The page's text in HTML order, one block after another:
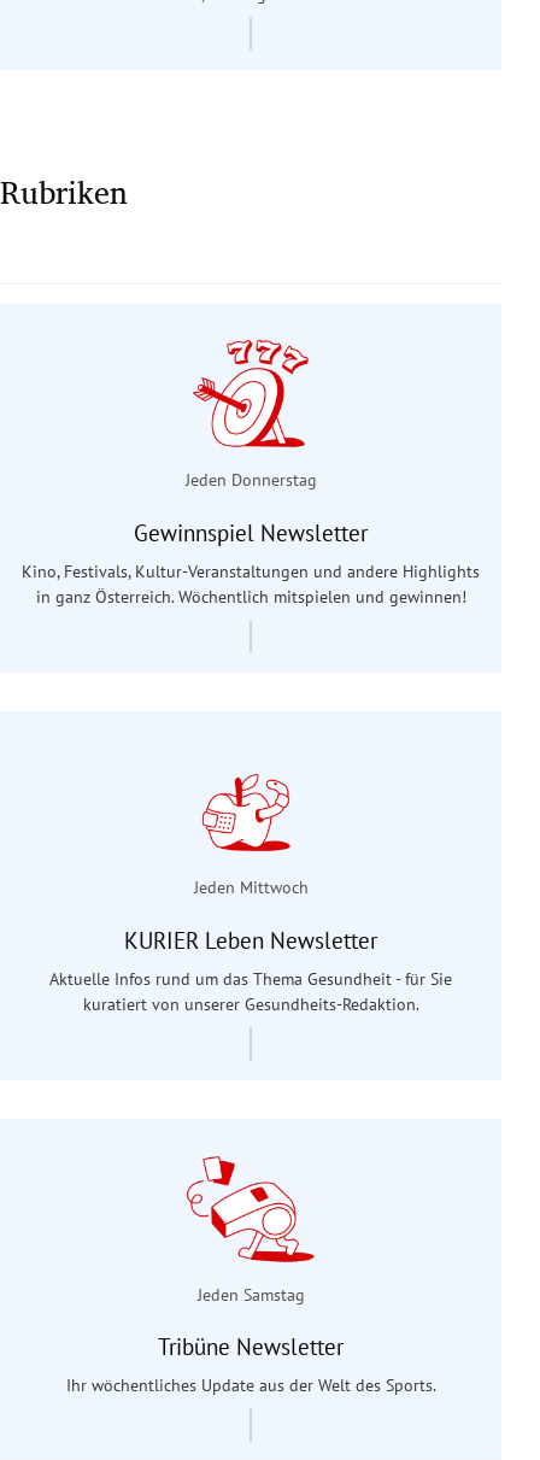
Rubriken
Jeden Donnerstag
Gewinnspiel Newsletter
Kino, Festivals, Kultur-Veranstaltungen und andere Highlights
in ganz Österreich. Wöchentlich mitspielen und gewinnen!
Jeden Mittwoch
KURIER Leben Newsletter
Aktuelle Infos rund um das Thema Gesundheit - für Sie
kuratiert von unserer Gesundheits-Redaktion.
Jeden Samstag
Tribüne Newsletter
Ihr wöchentliches Update aus der Welt des Sports.